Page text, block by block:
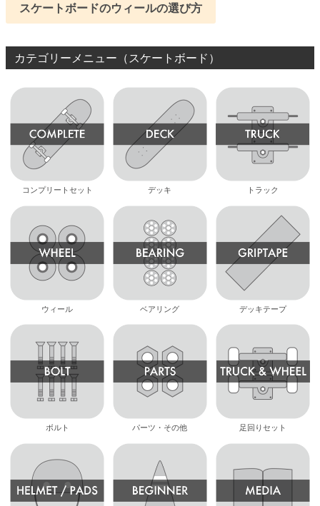
スケートボードのウィールの選び方
カテゴリーメニュー（スケートボード）
コンプリートセット デッキ トラック
ウィール ベアリング デッキテープ
ボルト パーツ・その他 足回りセット